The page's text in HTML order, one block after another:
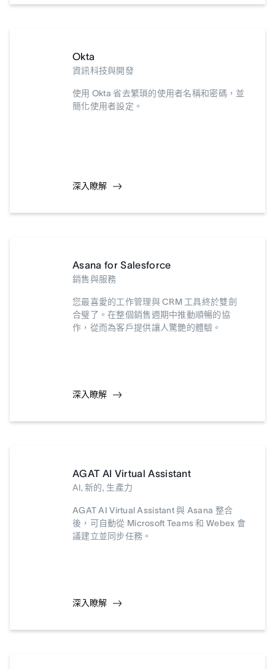
Okta
資訊科技與開發
使用 Okta 省去繁瑣的使用者名稱和密碼，並
簡化使用者設定。
深入瞭解
Asana for Salesforce
銷售與服務
您最喜愛的工作管理與 CRM 工具終於雙劍
合璧了。在整個銷售週期中推動順暢的協
作，從而為客戶提供讓人驚艷的體驗。
深入瞭解
AGAT AI Virtual Assistant
AI, 新的, 生產力
AGAT AI Virtual Assistant 與 Asana 整合
後，可自動從 Microsoft Teams 和 Webex 會
議建立並同步任務。
深入瞭解